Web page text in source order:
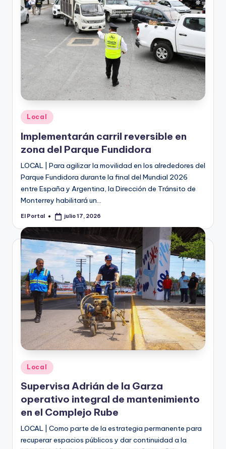
n
t
e
rr
e
y
Publicado
en
Local
Implementarán carril reversible en
zona del Parque Fundidora
LOCAL | Para agilizar la movilidad en los alrededores del
Parque Fundidora durante la final del Mundial 2026
entre España y Argentina, la Dirección de Tránsito de
Monterrey habilitará un…
Publicado
El Portal julio 17, 2026
Publicado
en
Local
Supervisa Adrián de la Garza
operativo integral de mantenimiento
en el Complejo Rube
LOCAL | Como parte de la estrategia permanente para
recuperar espacios públicos y dar continuidad a la